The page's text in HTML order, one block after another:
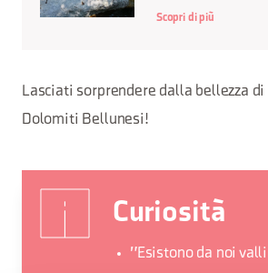
Scopri di più
Lasciati sorprendere dalla bellezza
Dolomiti Bellunesi!
Curiosità
"Esistono da noi